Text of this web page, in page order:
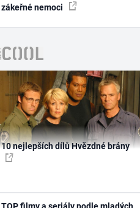
zákeřné nemoci
10 nejlepších dílů Hvězdné brány